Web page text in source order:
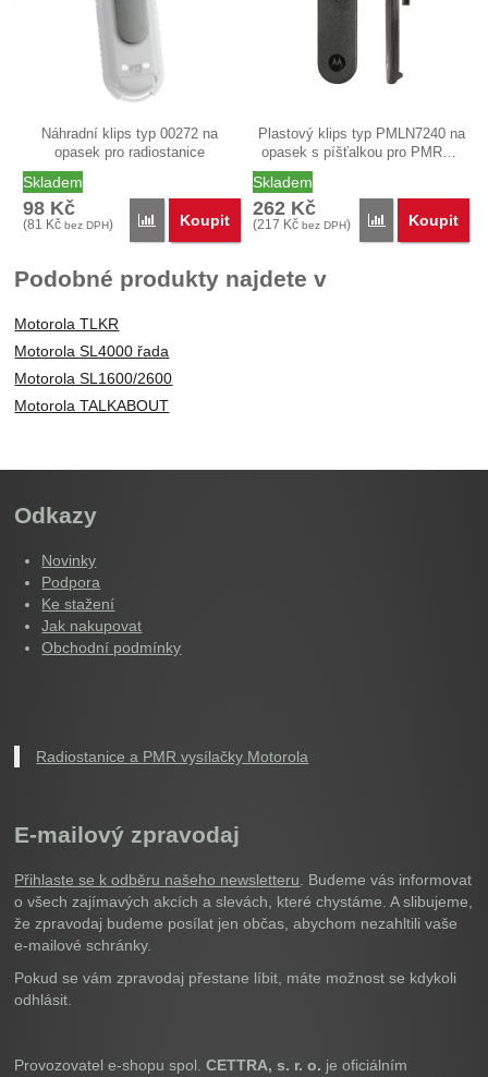
Náhradní klips typ 00272 na
opasek pro radiostanice
Skladem
98 Kč
(81 Kč bez DPH) Porovnat
Koupit
Plastový klips typ PMLN7240 na
opasek s píšťalkou pro PMR…
Skladem
262 Kč
(217 Kč bez DPH) Porovnat
Koupit
Podobné produkty najdete v
Motorola TLKR
Motorola SL4000 řada
Motorola SL1600/2600
Motorola TALKABOUT
Odkazy
Novinky
Podpora
Ke stažení
Jak nakupovat
Obchodní podmínky
Radiostanice a PMR vysílačky Motorola
E-mailový zpravodaj
Přihlaste se k odběru našeho newsletteru . Budeme vás informovat
o všech zajímavých akcích a slevách, které chystáme. A slibujeme,
že zpravodaj budeme posílat jen občas, abychom nezahltili vaše
e-mailové schránky.
Pokud se vám zpravodaj přestane líbit, máte možnost se kdykoli
odhlásit.
Provozovatel e-shopu spol.CETTRA, s. r. o. je oficiálním